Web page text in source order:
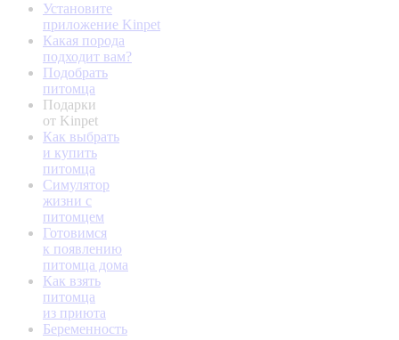
Установите
приложение Kinpet
Какая порода
подходит вам?
Подобрать
питомца
Подарки
от Kinpet
Как выбрать
и купить
питомца
Симулятор
жизни с
питомцем
Готовимся
к появлению
питомца дома
Как взять
питомца
из приюта
Беременность